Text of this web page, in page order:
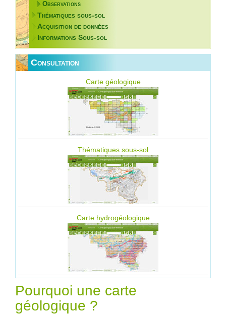
Observations
Thématiques sous-sol
Acquisition de données
Informations Sous-sol
Consultation
Carte géologique
Thématiques sous-sol
Carte hydrogéologique
Pourquoi une carte
géologique ?